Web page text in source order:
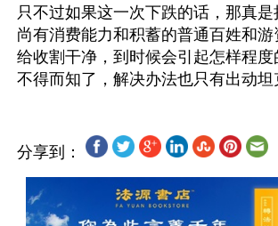
只不过如果这一次下跌的话，那真
尚有消费能力和积蓄的普通百姓和
给收割干净，到时候会引起怎样程
分享到：